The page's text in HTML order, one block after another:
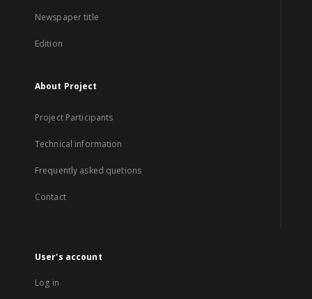
Newspaper title
Edition
About Project
Project Participants
Technical information
Frequently asked quetions
Contact
User's account
Log in